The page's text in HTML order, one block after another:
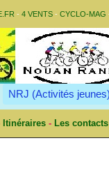
- 4 VENTS - CYCLO-MAG
NRJ (Activités jeunes)
Itinéraires- Les contacts